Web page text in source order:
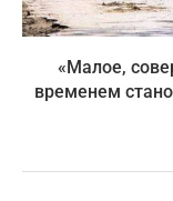
«Малое,
временем